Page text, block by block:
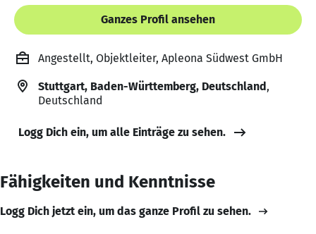
Ganzes Profil ansehen
Angestellt, Objektleiter, Apleona Südwest GmbH
Stuttgart, Baden-Württemberg, Deutschland,
Deutschland
Logg Dich ein, um alle Einträge zu sehen.
Fähigkeiten und Kenntnisse
Logg Dich jetzt ein, um das ganze Profil zu sehen.